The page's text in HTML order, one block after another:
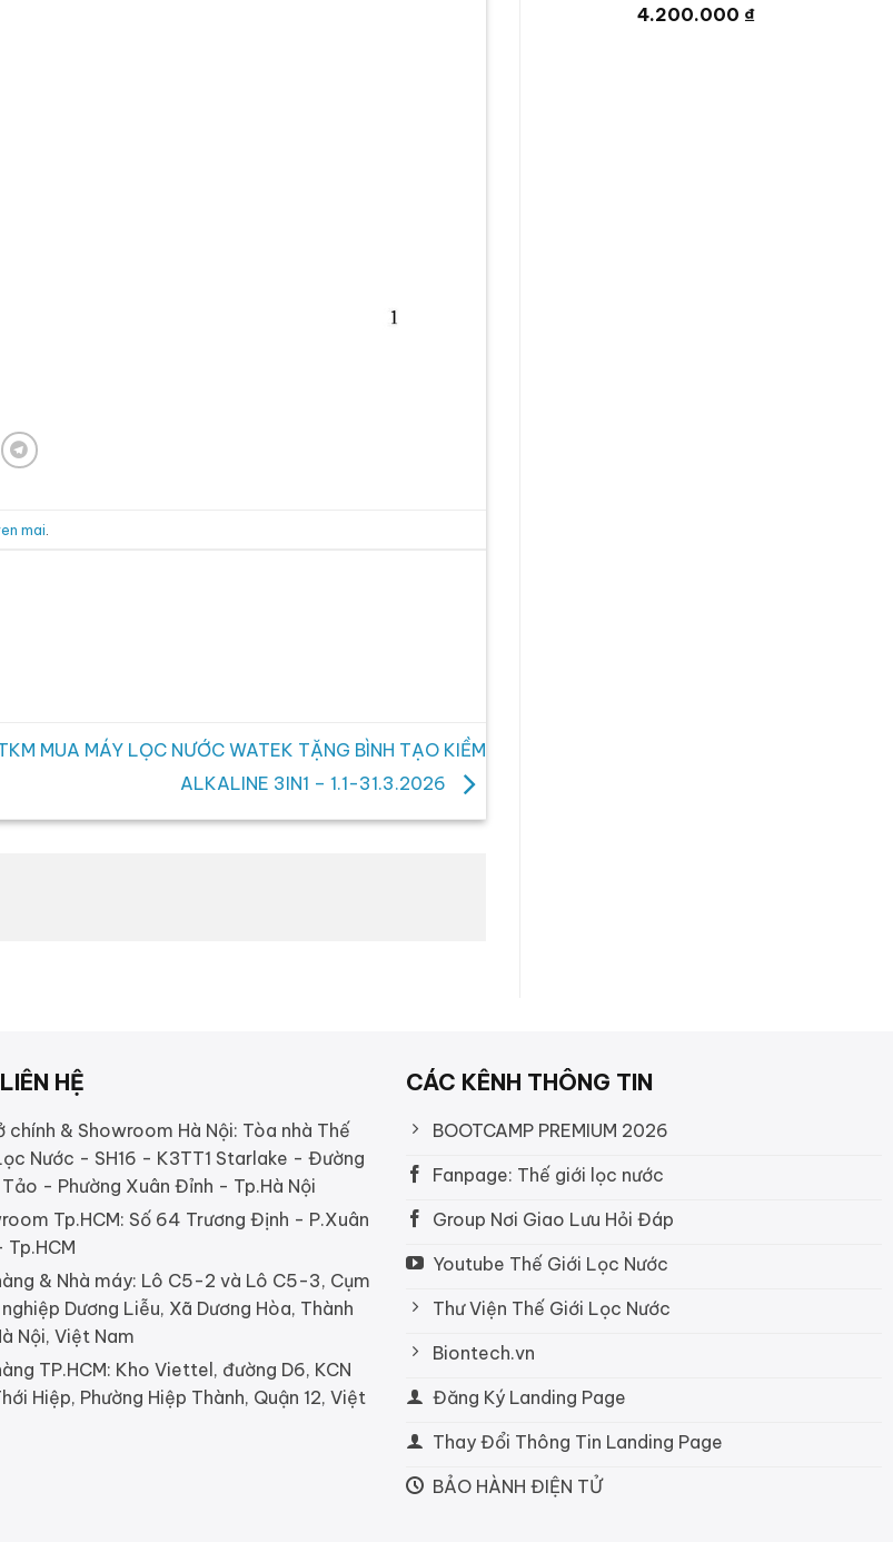
mai
MUA MÁY LỌC NƯỚC WATEK TẶNG BÌNH TẠO KIỀM
ALKALINE 3IN1 – 1.1-31.3.2026
4.200.000 ₫
HỆ
chính & Showroom Hà Nội: Tòa nhà Thế
Nước - SH16 - K3TT1 Starlake - Đường
- Phường Xuân Đỉnh - Tp.Hà Nội
Tp.HCM: Số 64 Trương Định - P.Xuân
Tp.HCM
& Nhà máy: Lô C5-2 và Lô C5-3, Cụm
Dương Liễu, Xã Dương Hòa, Thành
Nội, Việt Nam
TP.HCM: Kho Viettel, đường D6, KCN
Hiệp, Phường Hiệp Thành, Quận 12, Việt
CÁC KÊNH THÔNG TIN
BOOTCAMP PREMIUM 2026
Fanpage: Thế giới lọc nước
Group Nơi Giao Lưu Hỏi Đáp
Youtube Thế Giới Lọc Nước
Thư Viện Thế Giới Lọc Nước
Biontech.vn
Đăng Ký Landing Page
Thay Đổi Thông Tin Landing Page
BẢO HÀNH ĐIỆN TỬ